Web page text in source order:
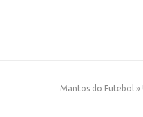
Mantos do Futebol »